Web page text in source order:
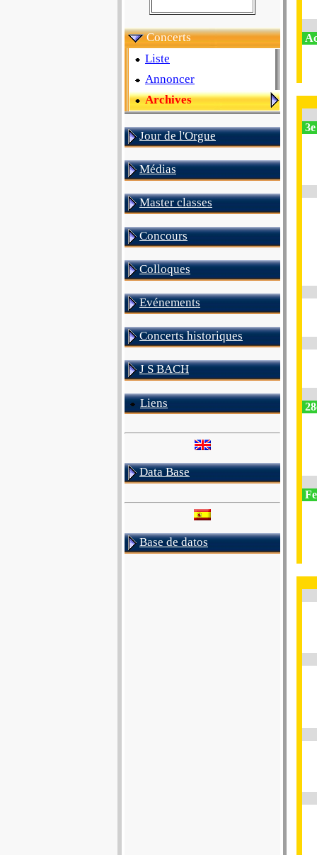
Concerts
Liste
Annoncer
Archives
Jour de l'Orgue
Médias
Master classes
Concours
Colloques
Evénements
Concerts historiques
J S BACH
Liens
Data Base
Base de datos